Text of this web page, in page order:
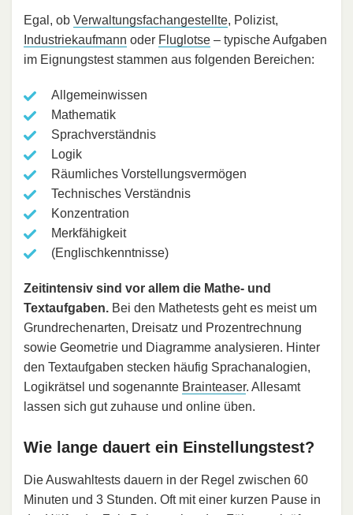
Egal, ob Verwaltungsfachangestellte, Polizist,
Industriekaufmann oder Fluglotse – typische Aufgaben
im Eignungstest stammen aus folgenden Bereichen:
Allgemeinwissen
Mathematik
Sprachverständnis
Logik
Räumliches Vorstellungsvermögen
Technisches Verständnis
Konzentration
Merkfähigkeit
(Englischkenntnisse)
Zeitintensiv sind vor allem die Mathe- und
Textaufgaben. Bei den Mathetests geht es meist um
Grundrechenarten, Dreisatz und Prozentrechnung
sowie Geometrie und Diagramme analysieren. Hinter
den Textaufgaben stecken häufig Sprachanalogien,
Logikrätsel und sogenannte Brainteaser. Allesamt
lassen sich gut zuhause und online üben.
Wie lange dauert ein Einstellungstest?
Die Auswahltests dauern in der Regel zwischen 60
Minuten und 3 Stunden. Oft mit einer kurzen Pause in